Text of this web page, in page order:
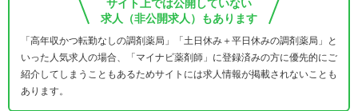
サイト上では公開していない
求人（非公開求人）もあります
「高年収かつ転勤なしの調剤薬局」「土日休み＋平日休みの調剤薬局」と
いった人気求人の場合、「マイナビ薬剤師」に登録済みの方に優先的にご
紹介してしまうこともあるためサイトには求人情報が掲載されないことも
あります。